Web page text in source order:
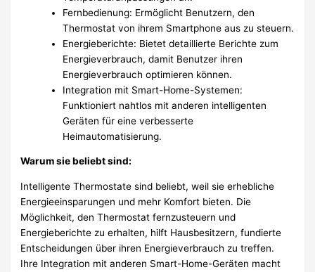
Fernbedienung: Ermöglicht Benutzern, den
Thermostat von ihrem Smartphone aus zu steuern.
Energieberichte: Bietet detaillierte Berichte zum
Energieverbrauch, damit Benutzer ihren
Energieverbrauch optimieren können.
Integration mit Smart-Home-Systemen:
Funktioniert nahtlos mit anderen intelligenten
Geräten für eine verbesserte
Heimautomatisierung.
Warum sie beliebt sind:
Intelligente Thermostate sind beliebt, weil sie erhebliche
Energieeinsparungen und mehr Komfort bieten. Die
Möglichkeit, den Thermostat fernzusteuern und
Energieberichte zu erhalten, hilft Hausbesitzern, fundierte
Entscheidungen über ihren Energieverbrauch zu treffen.
Ihre Integration mit anderen Smart-Home-Geräten macht